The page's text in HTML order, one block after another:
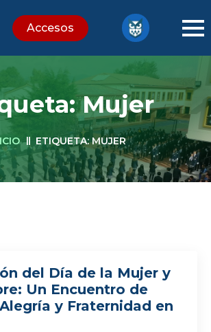
Accesos
Mujer
ETIQUETA:MUJER
del Día de la Mujer y
Un Encuentro de
y Fraternidad en